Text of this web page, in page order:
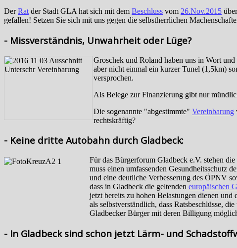
DerRat der Stadt GLA hat sich mit dem Beschluss vom 26.Nov.2015
gefallen! Setzen Sie sich mit uns gegen die selbstherrlichen
- Missverständnis, Unwahrheit oder Lüge?
Groschek und Roland haben uns in Wort
aber nicht einmal ein kurzer Tunel (1,5km)
versprochen.
Als Belege zur Finanzierung gibt nur
Die sogenannte "abgestimmte" Vereinbarung
rechtskräftig?
- Keine dritte Autobahn durch Gladbeck:
Für das Bürgerforum Gladbeck e.V. stehen
muss einen umfassenden Gesundheitsschutz
und eine deutliche Verbesserung des ÖPNV
dass in Gladbeck die geltenden europäischen
jetzt bereits zu hohen Belastungen dienen
als selbstverständlich, dass Ratsbeschlüsse,
Gladbecker Bürger mit deren Billigung
- In Gladbeck sind schon jetzt Lärm- und